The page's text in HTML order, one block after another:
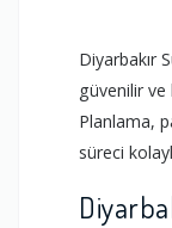
Diyarbakır
güvenilir ve
Planlama,
süreci